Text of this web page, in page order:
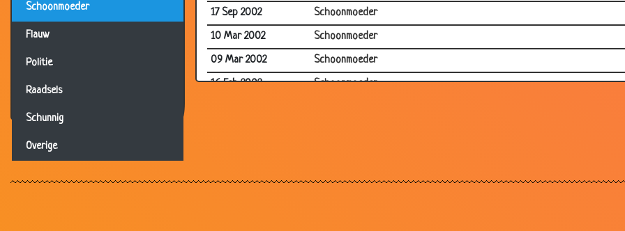
Schoonmoeder
Flauw
Politie
Raadsels
Schunnig
Overige
17 Sep 2002
Schoonmoeder
10 Mar 2002
Schoonmoeder
09 Mar 2002
Schoonmoeder
16 Feb 2002
Schoonmoeder
27 Dec 2001
Lekker konijn